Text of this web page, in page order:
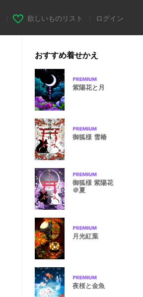
欲しいものリスト ログイン
おすすめ着せかえ
紫陽花と月
御狐様 雪椿
御狐様 紫陽花
＠夏
月光紅葉
夜桜と金魚